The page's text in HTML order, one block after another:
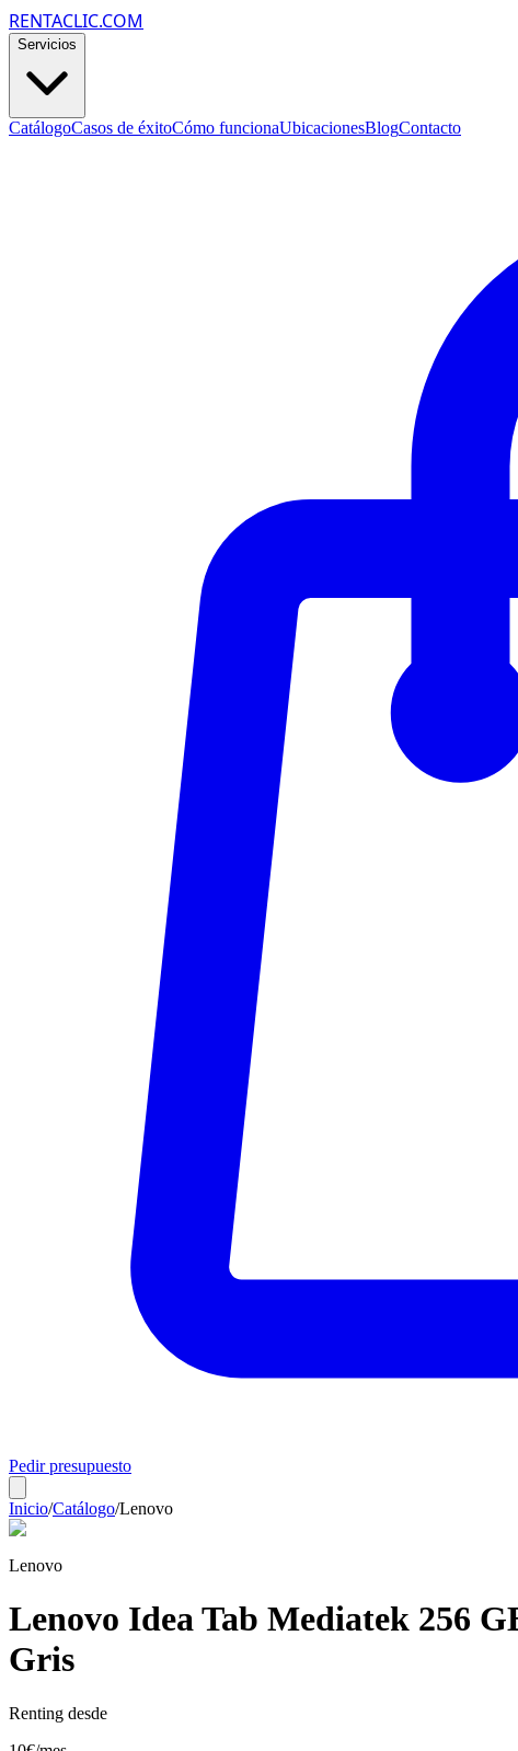
RENTACLIC.COM
Servicios
CatálogoCasos de éxitoCómo funcionaUbicacionesBlogContacto
Pedir presupuesto
Inicio/Catálogo/Lenovo
Lenovo
Lenovo Idea Tab Mediatek 256
Gris
Renting desde